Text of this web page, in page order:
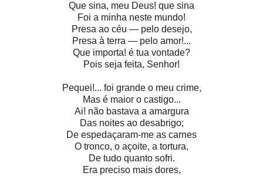
Que sina, meu Deus! que sina
Foi a minha neste mundo!
Presa ao céu — pelo desejo,
Presa à terra — pelo amor!...
Que importa! é tua vontade?
Pois seja feita, Senhor!
Pequei!... foi grande o meu crime,
Mas é maior o castigo...
Ai! não bastava a amargura
Das noites ao desabrigo;
De espedaçaram-me as carnes
O tronco, o açoite, a tortura,
De tudo quanto sofri.
Era preciso mais dores,